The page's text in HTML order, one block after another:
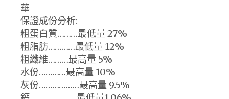
華
保證成份分析:
粗蛋白質………最低量 27%
粗脂肪…………最低量 12%
粗纖維………最高量 5%
水份…………最高量 10%
灰份………………最高量 9.5%